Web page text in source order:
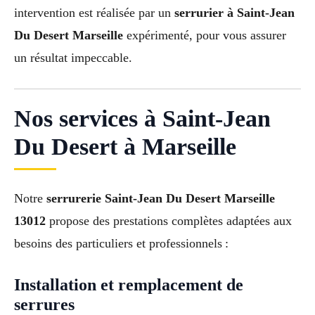
intervention est réalisée par un serrurier à Saint-Jean
Du Desert Marseille expérimenté, pour vous assurer
un résultat impeccable.
Nos services à Saint-Jean
Du Desert à Marseille
Notre serrurerie Saint-Jean Du Desert Marseille
13012 propose des prestations complètes adaptées aux
besoins des particuliers et professionnels :
Installation et remplacement de
serrures